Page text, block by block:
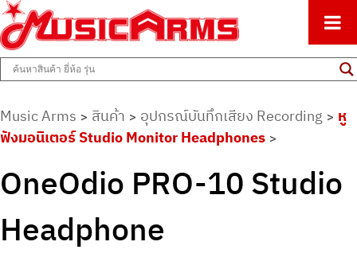
Music Arms
ศูนย์รวมครื่องดนตรีทุกชนิด ตั้งแต่เริ่มต้นถึงมืออาชีพ
Music Arms > สินค้า > อุปกรณ์บันทึกเสียง Recording > หู
ฟังมอนิเตอร์ Studio Monitor Headphones >
OneOdio PRO-10 Studio
Headphone